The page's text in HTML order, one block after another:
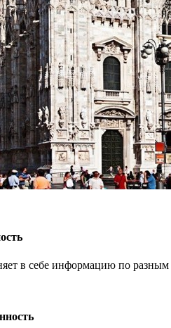
в себе информацию по разным